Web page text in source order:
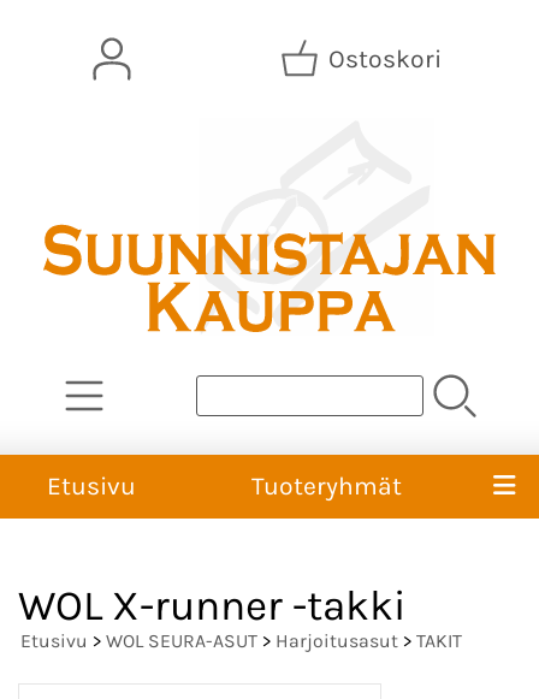
Ostoskori
Etusivu Tuoteryhmät
WOL X-runner -takki
Etusivu > WOL SEURA-ASUT > Harjoitusasut > TAKIT